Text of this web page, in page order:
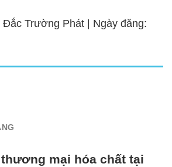
Đắc Trường Phát | Ngày đăng:
mại hóa chất tại